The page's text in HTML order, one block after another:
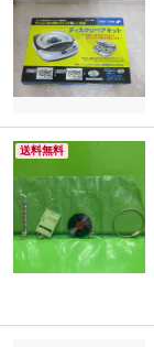
送料無料